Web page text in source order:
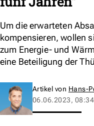
Um die erwarteten
kompensieren, wollen
zum Energie- und
eine Beteiligung der
Artikel von Hans-
06.06.2023,